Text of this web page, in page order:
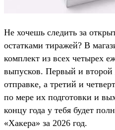
Не хочешь следить за
остатками тиражей? В
комплект из всех четырех
выпусков. Первый и
отправке, а третий и
по мере их подготовки и
концу года у тебя будет
«Хакера» за 2026 год.